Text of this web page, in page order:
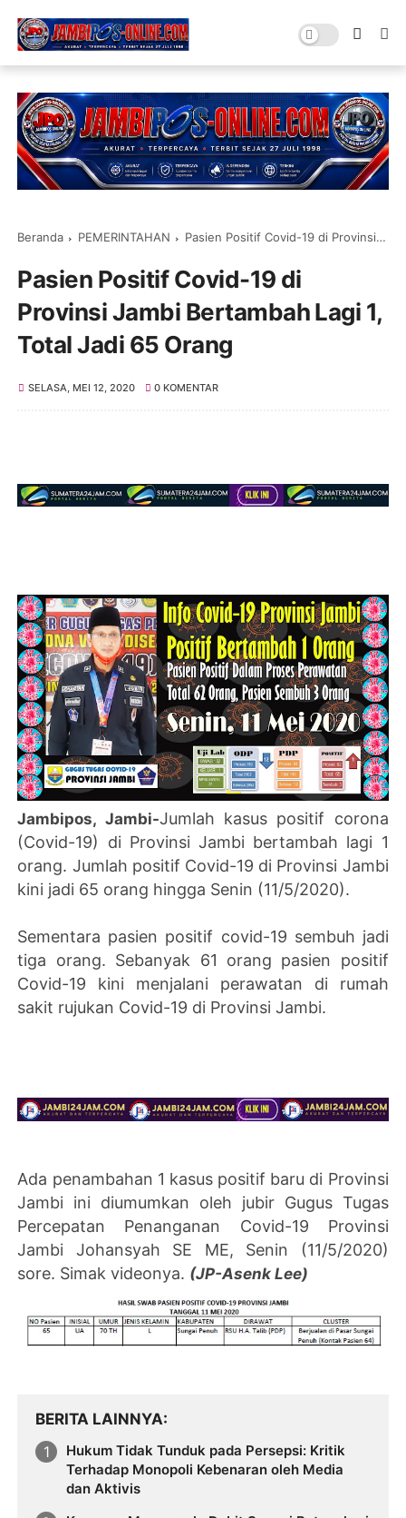
Beranda PEMERINTAHAN Pasien Positif Covid-19 di Provinsi Jambi Bertambah Lagi 1, Total Jadi 65 Orang
Pasien Positif Covid-19 di
Provinsi Jambi Bertambah Lagi 1,
Total Jadi 65 Orang
SELASA, MEI 12, 2020 0 KOMENTAR
Jambipos, Jambi-Jumlah kasus positif corona
(Covid-19) di Provinsi Jambi bertambah lagi 1
orang. Jumlah positif Covid-19 di Provinsi Jambi
kini jadi 65 orang hingga Senin (11/5/2020).
Sementara pasien positif covid-19 sembuh jadi
tiga orang. Sebanyak 61 orang pasien positif
Covid-19 kini menjalani perawatan di rumah
sakit rujukan Covid-19 di Provinsi Jambi.
Ada penambahan 1 kasus positif baru di Provinsi
Jambi ini diumumkan oleh jubir Gugus Tugas
Percepatan Penanganan Covid-19 Provinsi
Jambi Johansyah SE ME, Senin (11/5/2020)
sore. Simak videonya. (JP-Asenk Lee)
BERITA LAINNYA
Hukum Tidak Tunduk pada Persepsi: Kritik
Terhadap Monopoli Kebenaran oleh Media
dan Aktivis